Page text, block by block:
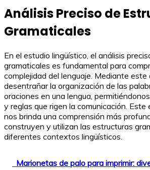
Análisis Preciso de
Gramaticales
En el estudio lingüístico, el análisis
gramaticales es fundamental para
complejidad del lenguaje. Mediante este
desentrañar la organización de las
oraciones en una lengua,
y reglas que rigen la comunicación. Este
nos brinda una comprensión más
construyen y utilizan las estructuras
diferentes contextos lingüísticos.
Marionetas de palo para imprimir: